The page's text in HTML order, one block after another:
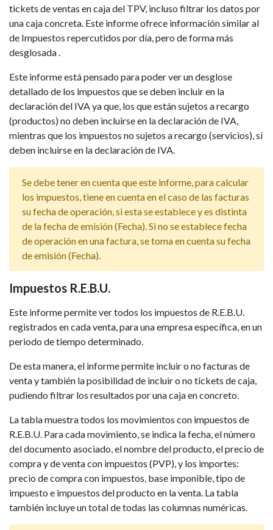
tickets de ventas en caja del TPV, incluso filtrar los datos por
una caja concreta. Este informe ofrece información similar al
de Impuestos repercutidos por día, pero de forma más
desglosada .
Este informe está pensado para poder ver un desglose
detallado de los impuestos que se deben incluir en la
declaración del IVA ya que, los que están sujetos a recargo
(productos) no deben incluirse en la declaración de IVA,
mientras que los impuestos no sujetos a recargo (servicios), sí
deben incluirse en la declaración de IVA.
Se debe tener en cuenta que este informe, para calcular
los impuestos, tiene en cuenta en el caso de las facturas
su fecha de operación, si esta se establece y es distinta
de la fecha de emisión (Fecha). Si no se establece fecha
de operación en una factura, se toma en cuenta su fecha
de emisión (Fecha).
Impuestos R.E.B.U.
Este informe permite ver todos los impuestos de R.E.B.U.
registrados en cada venta, para una empresa específica, en un
periodo de tiempo determinado.
De esta manera, el informe permite incluir o no facturas de
venta y también la posibilidad de incluir o no tickets de caja,
pudiendo filtrar los resultados por una caja en concreto.
La tabla muestra todos los movimientos con impuestos de
R.E.B.U. Para cada movimiento, se indica la fecha, el número
del documento asociado, el nombre del producto, el precio de
compra y de venta con impuestos (PVP), y los importes:
precio de compra con impuestos, base imponible, tipo de
impuesto e impuestos del producto en la venta. La tabla
también incluye un total de todas las columnas numéricas.